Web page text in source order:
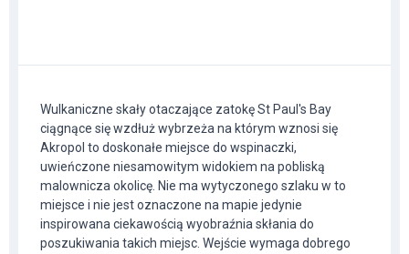
Wulkaniczne skały otaczające zatokę St Paul's Bay
ciągnące się wzdłuż wybrzeża na którym wznosi się
Akropol to doskonałe miejsce do wspinaczki,
uwieńczone niesamowitym widokiem na pobliską
malownicza okolicę. Nie ma wytyczonego szlaku w to
miejsce i nie jest oznaczone na mapie jedynie
inspirowana ciekawością wyobraźnia skłania do
poszukiwania takich miejsc. Wejście wymaga dobrego